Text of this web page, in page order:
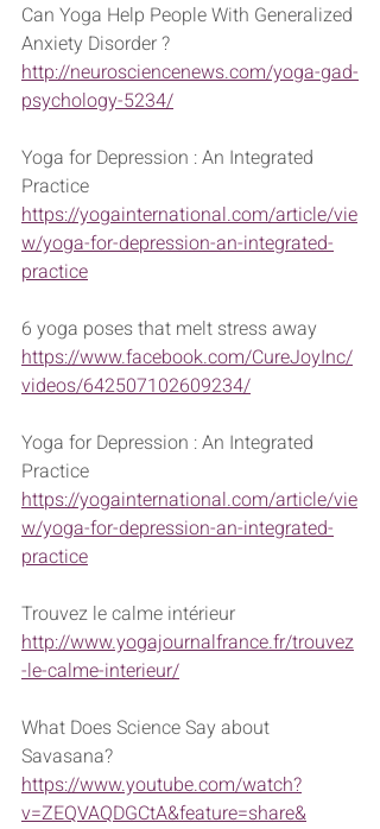
Can Yoga Help People With Generalized
Anxiety Disorder ?
http://neurosciencenews.com/yoga-gad-
psychology-5234/
Yoga for Depression : An Integrated
Practice
https://yogainternational.com/article/vie
w/yoga-for-depression-an-integrated-
practice
6 yoga poses that melt stress away
https://www.facebook.com/CureJoyInc/
videos/642507102609234/
Yoga for Depression : An Integrated
Practice
https://yogainternational.com/article/vie
w/yoga-for-depression-an-integrated-
practice
Trouvez le calme intérieur
http://www.yogajournalfrance.fr/trouvez
-le-calme-interieur/
What Does Science Say about
Savasana?
https://www.youtube.com/watch?
v=ZEQVAQDGCtA&feature=share&